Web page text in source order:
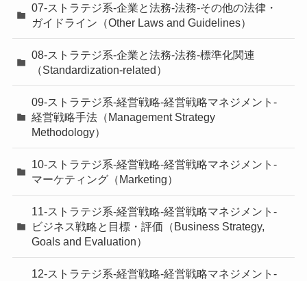
07-ストラテジ系-企業と法務-法務-その他の法律・
ガイドライン（Other Laws and Guidelines）
08-ストラテジ系-企業と法務-法務-標準化関連
（Standardization-related）
09-ストラテジ系-経営戦略-経営戦略マネジメント-
経営戦略手法（Management Strategy
Methodology）
10-ストラテジ系-経営戦略-経営戦略マネジメント-
マーケティング（Marketing）
11-ストラテジ系-経営戦略-経営戦略マネジメント-
ビジネス戦略と目標・評価（Business Strategy,
Goals and Evaluation）
12-ストラテジ系-経営戦略-経営戦略マネジメント-